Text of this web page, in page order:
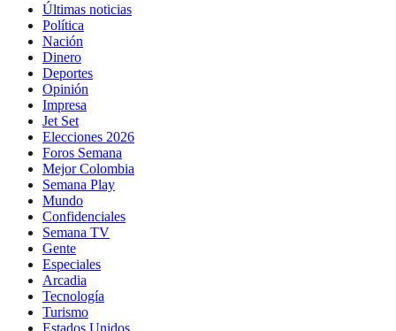
Últimas noticias
Política
Nación
Dinero
Deportes
Opinión
Impresa
Jet Set
Elecciones 2026
Foros Semana
Mejor Colombia
Semana Play
Mundo
Confidenciales
Semana TV
Gente
Especiales
Arcadia
Tecnología
Turismo
Estados Unidos